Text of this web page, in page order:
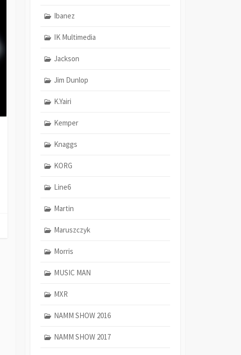
Ibanez
IK Multimedia
Jackson
Jim Dunlop
K.Yairi
Kemper
Knaggs
KORG
Line6
Martin
Maruszczyk
Morris
MUSIC MAN
MXR
NAMM SHOW 2016
NAMM SHOW 2017